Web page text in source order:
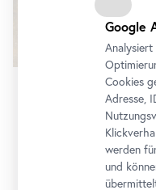
Dauerausstellung
Die Sammlung
Google
Cookies
Adresse,
werden
und